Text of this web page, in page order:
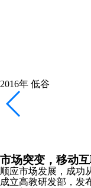
2018年